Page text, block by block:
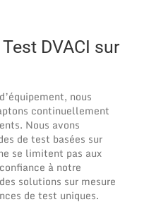
DVACI sur
nous
continuellement
Nous avons
de test basées sur
se limitent pas aux
à notre
solutions sur mesure
de test uniques.